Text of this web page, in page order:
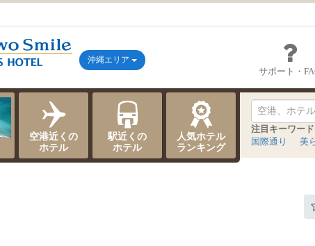
サポート・
沖縄エリア
空港近くの
ホテル
駅近くの
ホテル
人気ホテル
ランキング
注目キーワード
国際通り
美